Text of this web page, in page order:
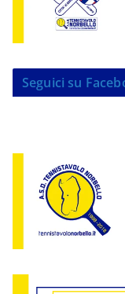
Seguici su